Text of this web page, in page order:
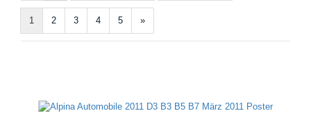
1 2 3 4 5 »